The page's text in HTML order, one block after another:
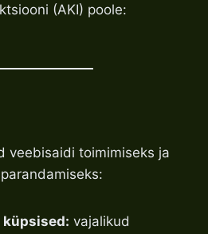
(AKI) poole:
veebisaidi toimimiseks ja
küpsised: vajalikud